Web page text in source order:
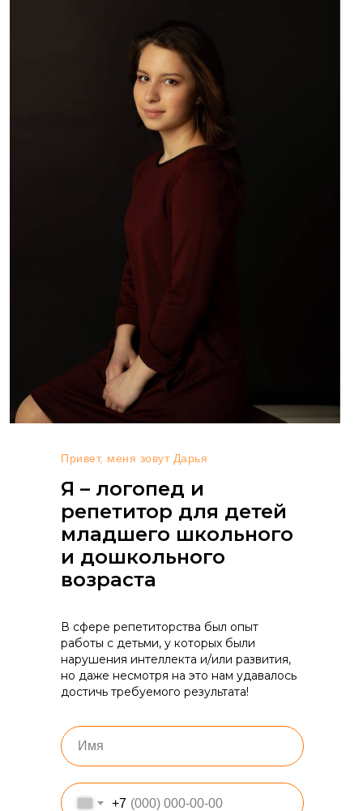
В сфере репетиторства был опыт
работы с детьми, у которых были
нарушения интеллекта и/или развития,
но даже несмотря на это нам удавалось
достичь требуемого результата!
Привет, меня зовут Дарья
Я – логопед и
репетитор для детей
младшего школьного
и дошкольного
возраста
+7